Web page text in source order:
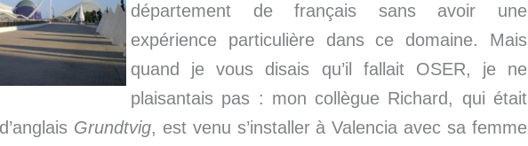
département de français sans avoir une
expérience particulière dans ce domaine. Mais
quand je vous disais qu’il fallait OSER, je ne
plaisantais pas : mon collègue Richard, qui était
Grundtvig, est venu s’installer à Valencia avec sa femme